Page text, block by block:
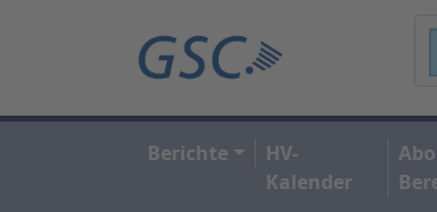
Berichte
HV-
Kalender